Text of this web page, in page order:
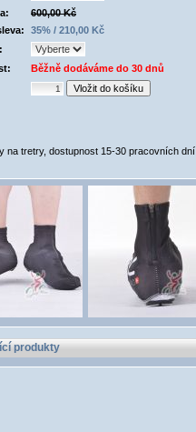
600,00 Kč
35% / 210,00 Kč
Běžně dodáváme do 30 dnů
na tretry, dostupnost 15-30 pracovních dní
produkty